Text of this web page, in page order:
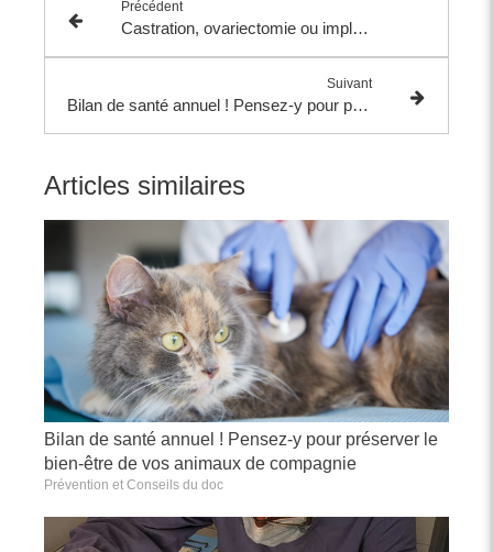
Précédent
Castration, ovariectomie ou implant ? Tout savoir sur la stérilisation de son animal de compagnie
Suivant
Bilan de santé annuel ! Pensez-y pour préserver le bien-être de vos animaux de compagnie
Articles similaires
Bilan de santé annuel ! Pensez-y pour préserver le
bien-être de vos animaux de compagnie
Prévention et Conseils du doc